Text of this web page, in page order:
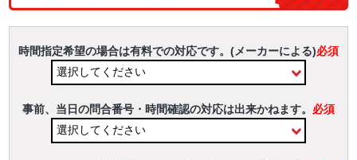
時間指定希望の場合は有料での対応です。(メーカーによる)必須
事前、当日の問合番号・時間確認の対応は出来かねます。 必須